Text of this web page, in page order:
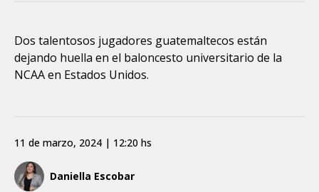
Dos talentosos jugadores guatemaltecos están
dejando huella en el baloncesto universitario de la
NCAA en Estados Unidos.
Daniella Escobar
11 de marzo, 2024 | 12:20 hs